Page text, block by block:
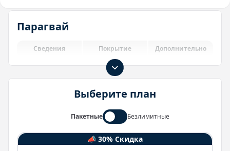
Центр инвесторов
Для брендов
Парагвай
Сведения Покрытие Дополнительно
Выберите план
Пакетные Безлимитные
📣 30% Скидка